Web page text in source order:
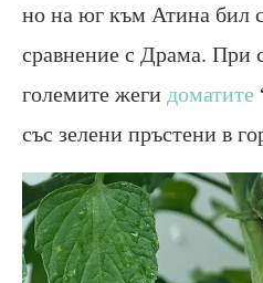
но на юг към Атина бил
сравнение с Драма. При
големите жеги доматите
със зелени пръстени в